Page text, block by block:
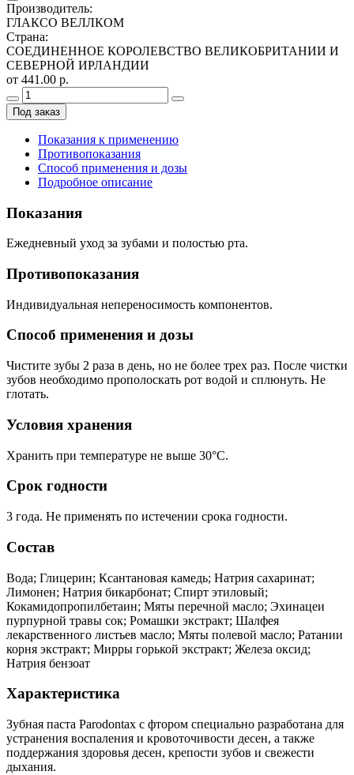
Производитель:
ГЛАКСО ВЕЛЛКОМ
Страна:
СОЕДИНЕННОЕ КОРОЛЕВСТВО ВЕЛИКОБРИТАНИИ И
СЕВЕРНОЙ ИРЛАНДИИ
от 441.00 р.
Под заказ
Показания к применению
Противопоказания
Способ применения и дозы
Подробное описание
Показания
Ежедневный уход за зубами и полостью рта.
Противопоказания
Индивидуальная непереносимость компонентов.
Способ применения и дозы
Чистите зубы 2 раза в день, но не более трех раз. После чистки
зубов необходимо прополоскать рот водой и сплюнуть. Не
глотать.
Условия хранения
Хранить при температуре не выше 30°С.
Срок годности
3 года. Не применять по истечении срока годности.
Состав
Вода; Глицерин; Ксантановая камедь; Натрия сахаринат;
Лимонен; Натрия бикарбонат; Спирт этиловый;
Кокамидопропилбетаин; Мяты перечной масло; Эхинацеи
пурпурной травы сок; Ромашки экстракт; Шалфея
лекарственного листьев масло; Мяты полевой масло; Ратании
корня экстракт; Мирры горькой экстракт; Железа оксид;
Натрия бензоат
Характеристика
Зубная паста Parodontax c фтором специально разработана для
устранения воспаления и кровоточивости десен, а также
поддержания здоровья десен, крепости зубов и свежести
дыхания.